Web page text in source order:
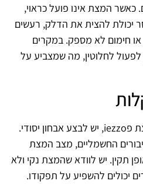
המצת אינו פועל כראוי,
יכולת להצית את הדלק, רעשים
חימום לא מספק. במקרים
לחלוטין, מה שמצביע על
כדי להתמודד עם תקלות במצת פiezzo, יש לבצע אבחון יסודי.
החשמליים, מצב המצת
תקין. יש לוודא שהמצת נקי ולא
יכולים להשפיע על תפקודו.